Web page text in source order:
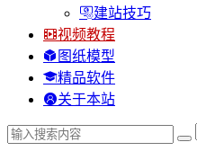
建站技巧
视频教程
图纸模型
精品软件
关于本站